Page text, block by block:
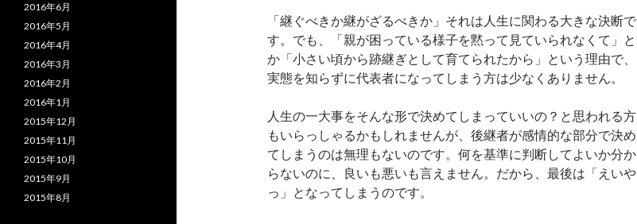
「継ぐべきか継がざるべきか」それは人生に関わる大きな決断で
す。でも、「親が困っている様子を黙って見ていられなくて」と
か「小さい頃から跡継ぎとして育てられたから」という理由で、
実態を知らずに代表者になってしまう方は少なくありません。
人生の一大事をそんな形で決めてしまっていいの？と思われる方
もいらっしゃるかもしれませんが、後継者が感情的な部分で決め
てしまうのは無理もないのです。何を基準に判断してよいか分か
らないのに、良いも悪いも言えません。だから、最後は「えいや
っ」となってしまうのです。
2016年6月
2016年5月
2016年4月
2016年3月
2016年2月
2016年1月
2015年12月
2015年11月
2015年10月
2015年9月
2015年8月